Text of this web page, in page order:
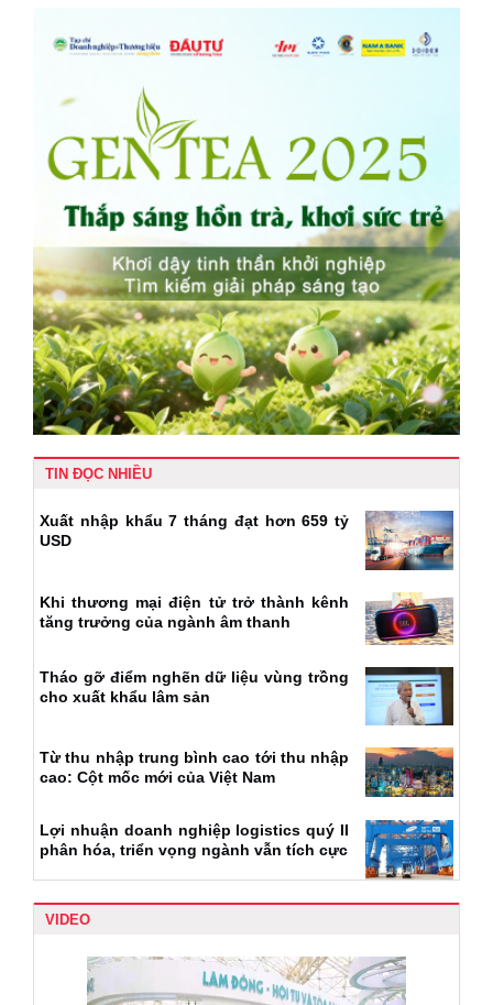
TIN ĐỌC NHIỀU
Xuất nhập khẩu 7 tháng đạt hơn 659 tỷ
USD
Khi thương mại điện tử trở thành kênh
tăng trưởng của ngành âm thanh
Tháo gỡ điểm nghẽn dữ liệu vùng trồng
cho xuất khẩu lâm sản
Từ thu nhập trung bình cao tới thu nhập
cao: Cột mốc mới của Việt Nam
Lợi nhuận doanh nghiệp logistics quý II
phân hóa, triển vọng ngành vẫn tích cực
VIDEO